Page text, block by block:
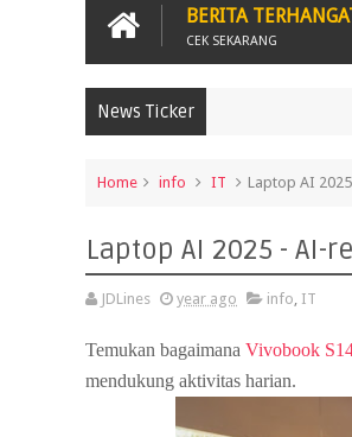
BERITA
CEK SEKARANG
News Ticker
Home info IT Laptop AI
Laptop AI 2025 - AI-
JDLines year ago info, IT
Temukan bagaimana Vivobook
mendukung aktivitas harian.